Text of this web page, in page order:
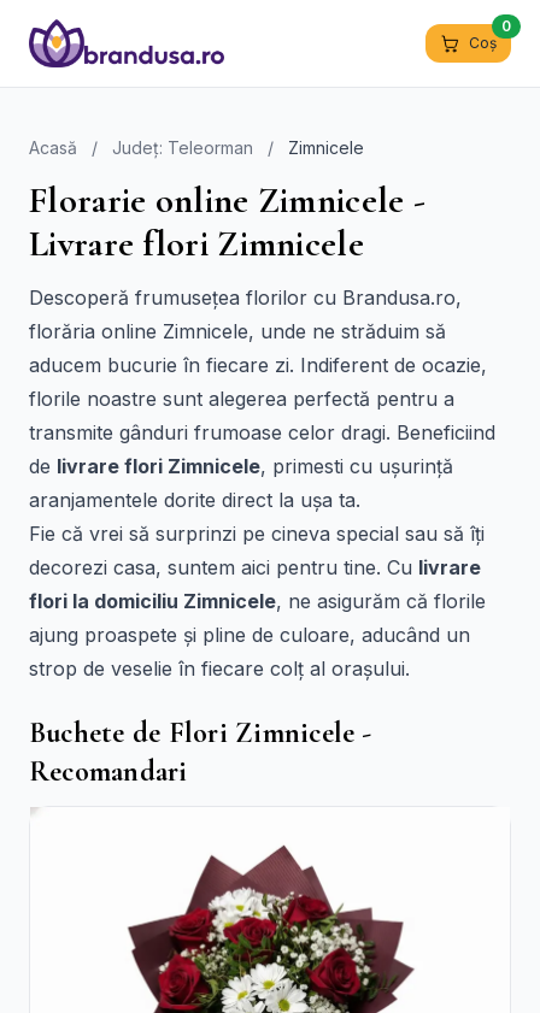
Coș
0
Acasă / Județ: Teleorman / Zimnicele
Florarie online Zimnicele -
Livrare flori Zimnicele
Descoperă frumusețea florilor cu Brandusa.ro,
florăria online Zimnicele, unde ne străduim să
aducem bucurie în fiecare zi. Indiferent de ocazie,
florile noastre sunt alegerea perfectă pentru a
transmite gânduri frumoase celor dragi. Beneficiind
de livrare flori Zimnicele, primesti cu ușurință
aranjamentele dorite direct la ușa ta.
Fie că vrei să surprinzi pe cineva special sau să îți
decorezi casa, suntem aici pentru tine. Cu livrare
flori la domiciliu Zimnicele, ne asigurăm că florile
ajung proaspete și pline de culoare, aducând un
strop de veselie în fiecare colț al orașului.
Buchete de Flori Zimnicele -
Recomandari